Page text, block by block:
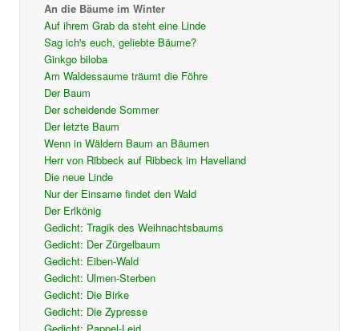
An die Bäume im Winter
Auf ihrem Grab da steht eine Linde
Sag ich's euch, geliebte Bäume?
Ginkgo biloba
Am Waldessaume träumt die Föhre
Der Baum
Der scheidende Sommer
Der letzte Baum
Wenn in Wäldern Baum an Bäumen
Herr von Ribbeck auf Ribbeck im Havelland
Die neue Linde
Nur der Einsame findet den Wald
Der Erlkönig
Gedicht: Tragik des Weihnachtsbaums
Gedicht: Der Zürgelbaum
Gedicht: Eiben-Wald
Gedicht: Ulmen-Sterben
Gedicht: Die Birke
Gedicht: Die Zypresse